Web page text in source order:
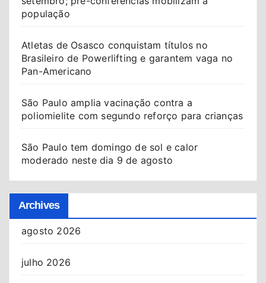
população
Atletas de Osasco conquistam títulos no
Brasileiro de Powerlifting e garantem vaga no
Pan-Americano
São Paulo amplia vacinação contra a
poliomielite com segundo reforço para crianças
São Paulo tem domingo de sol e calor
moderado neste dia 9 de agosto
Archives
agosto 2026
julho 2026